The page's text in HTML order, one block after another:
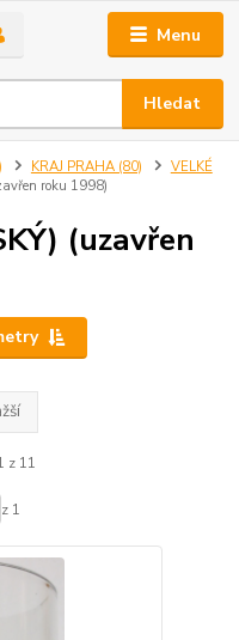
Menu
Hledat
KRAJ PRAHA (80)
VELKÉ
roku 1998)
(uzavřen
z 11
z 1